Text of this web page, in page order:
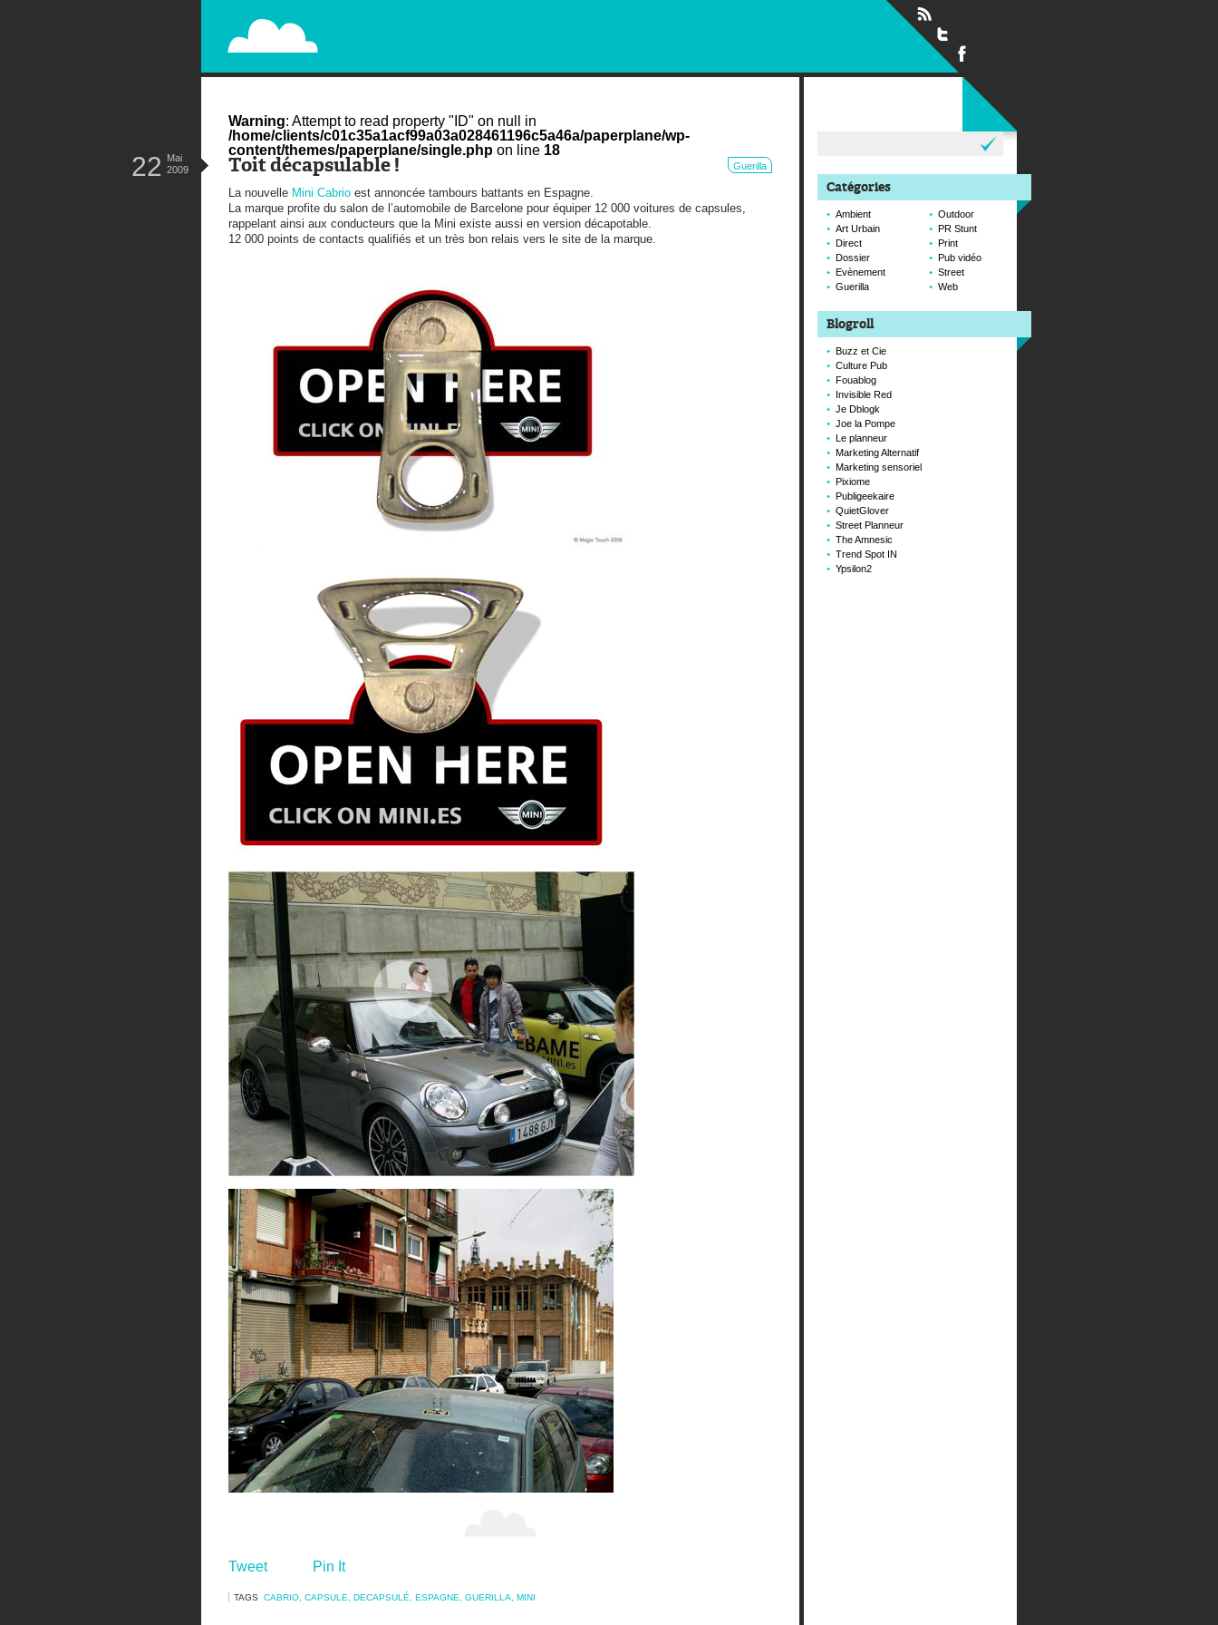
PAPERPLANE
STREET, AMBIENT, GUÉRILLA MARKETING AND OUT OF HOME
Warning: Attempt to read property "ID" on null in
/home/clients/c01c35a1acf99a03a028461196c5a46a/paperplane/wp-
content/themes/paperplane/single.php on line 18
Toit décapsulable ! Guerilla
22 Mai
2009
La nouvelle Mini Cabrio est annoncée tambours battants en Espagne.
La marque profite du salon de l’automobile de Barcelone pour équiper 12 000 voitures de capsules,
rappelant ainsi aux conducteurs que la Mini existe aussi en version décapotable.
12 000 points de contacts qualifiés et un très bon relais vers le site de la marque.
Tweet Pin It
TAGS CABRIO CAPSULE DECAPSULÉ ESPAGNE GUERILLA MINI
Catégories
Ambient
Art Urbain
Direct
Dossier
Evènement
Guerilla
Outdoor
PR Stunt
Print
Pub vidéo
Street
Web
Blogroll
Buzz et Cie
Culture Pub
Fouablog
Invisible Red
Je Dblogk
Joe la Pompe
Le planneur
Marketing Alternatif
Marketing sensoriel
Pixiome
Publigeekaire
QuietGlover
Street Planneur
The Amnesic
Trend Spot IN
Ypsilon2